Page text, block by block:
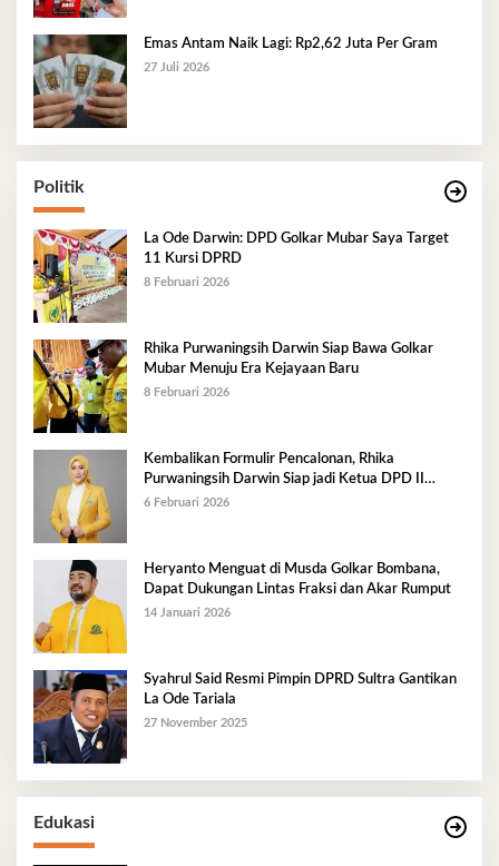
Emas Antam Naik Lagi: Rp2,62 Juta Per Gram
27 Juli 2026
Politik
La Ode Darwin: DPD Golkar Mubar Saya Target
11 Kursi DPRD
8 Februari 2026
Rhika Purwaningsih Darwin Siap Bawa Golkar
Mubar Menuju Era Kejayaan Baru
8 Februari 2026
Kembalikan Formulir Pencalonan, Rhika
Purwaningsih Darwin Siap jadi Ketua DPD II
Golkar Mubar
6 Februari 2026
Heryanto Menguat di Musda Golkar Bombana,
Dapat Dukungan Lintas Fraksi dan Akar Rumput
14 Januari 2026
Syahrul Said Resmi Pimpin DPRD Sultra Gantikan
La Ode Tariala
27 November 2025
Edukasi